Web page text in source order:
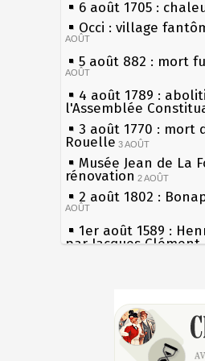
6 août 1705 :
Occi : village
AOÛT
5 août 882 : mort
AOÛT
4 août 1789 :
l'Assemblée
3 août 1770 : mort
Rouelle 3 AOÛT
Musée Jean de La
rénovation 2 AOÛT
2 août 1802 :
AOÛT
1er août 1589 :
par Jacques
Chocolat Poulain 30
29 juillet 1881 :
28 juillet 1794 :
les siècles
27 mai 1610 :
du roi Henri IV
Pierre qui roule